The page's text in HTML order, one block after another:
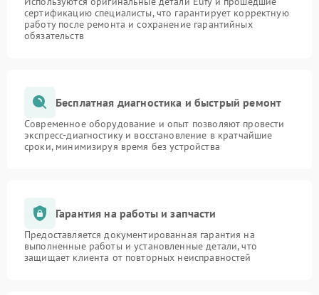
сертификацию специалисты, что гарантирует корректную
работу после ремонта и сохранение гарантийных
обязательств
Бесплатная диагностика и быстрый ремонт
Современное оборудование и опыт позволяют провести
экспресс-диагностику и восстановление в кратчайшие
сроки, минимизируя время без устройства
Гарантия на работы и запчасти
Предоставляется документированная гарантия на
выполненные работы и установленные детали, что
защищает клиента от повторных неисправностей